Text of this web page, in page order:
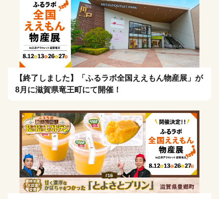
【終了しました】「ふるラボ全国ええもん物産展」が
8月に滋賀県竜王町にて開催！